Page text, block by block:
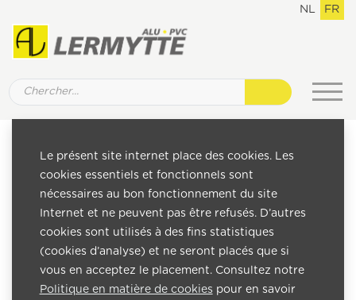
NL FR
Pages
Home
Entreprise
La méthode
Personnalisation
Réalisations / Portes et fenêtres
Réalisations / Vérandas
Réalisations / Pergola bioclimatique
Le présent site internet place des cookies. Les
cookies essentiels et fonctionnels sont
nécessaires au bon fonctionnement du site
Internet et ne peuvent pas être refusés. D’autres
cookies sont utilisés à des fins statistiques
(cookies d’analyse) et ne seront placés que si
vous en acceptez le placement. Consultez notre
Politique en matière de cookies pour en savoir